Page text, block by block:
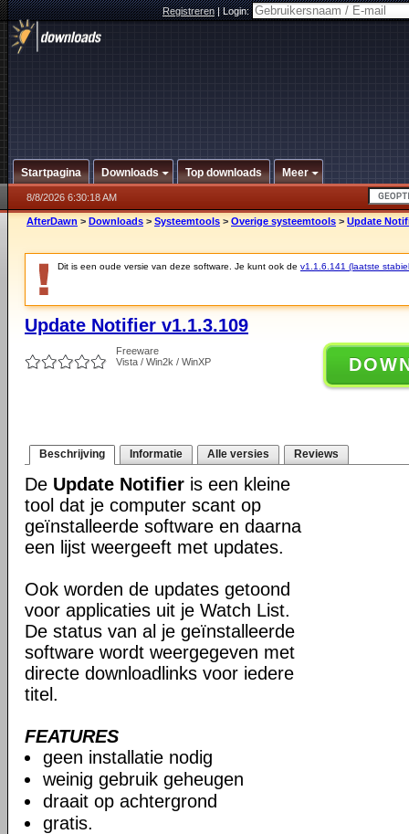
Registreren|Login:
Startpagina Downloads Top downloads Meer
8/8/2026 6:30:18 AM
AfterDawn > Downloads > Systeemtools > Overige systeemtools > Update
Dit is een oude versie van deze software. Je kunt ook de v1.1.6.141 (laatste
Update Notifier v1.1.3.109
Freeware
Vista / Win2k / WinXP
Beschrijving Informatie Alle versies Reviews
De Update Notifier is een kleine
tool dat je computer scant op
geïnstalleerde software en daarna
een lijst weergeeft met updates.
Ook worden de updates getoond
voor applicaties uit je Watch List.
De status van al je geïnstalleerde
software wordt weergegeven met
directe downloadlinks voor iedere
titel.
FEATURES
geen installatie nodig
weinig gebruik geheugen
draait op achtergrond
gratis.